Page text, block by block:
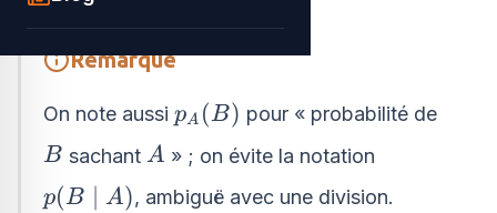
Remarque
On note aussi p_{A}
pA (B) pour « probabilité de
B
B sachantA
A » ; on évite la notation
p(B
p(B ∣ A), ambiguë avec une division.